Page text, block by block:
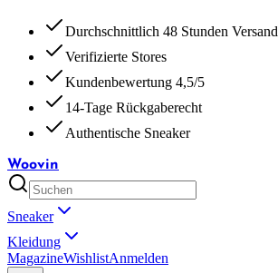
Durchschnittlich 48 Stunden Versand
Verifizierte Stores
Kundenbewertung 4,5/5
14-Tage Rückgaberecht
Authentische Sneaker
Woovin
Sneaker
Kleidung
MagazineWishlistAnmelden